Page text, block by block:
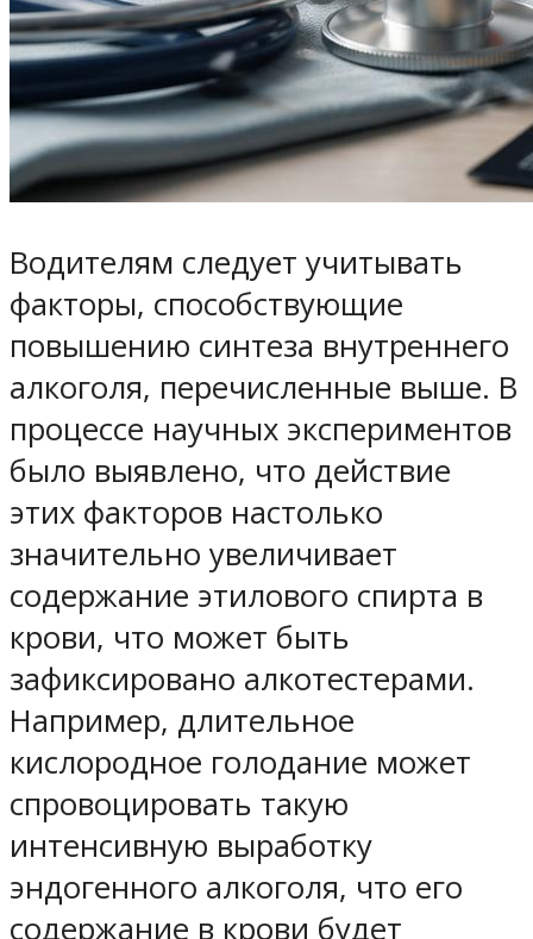
Водителям следует учитывать
факторы, способствующие
повышению синтеза внутреннего
алкоголя, перечисленные выше. В
процессе научных экспериментов
было выявлено, что действие
этих факторов настолько
значительно увеличивает
содержание этилового спирта в
крови, что может быть
зафиксировано алкотестерами.
Например, длительное
кислородное голодание может
спровоцировать такую
интенсивную выработку
эндогенного алкоголя, что его
содержание в крови будет